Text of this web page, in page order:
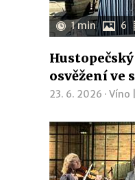
1 min 6
osvěžení ve
23. 6. 2026 · Víno